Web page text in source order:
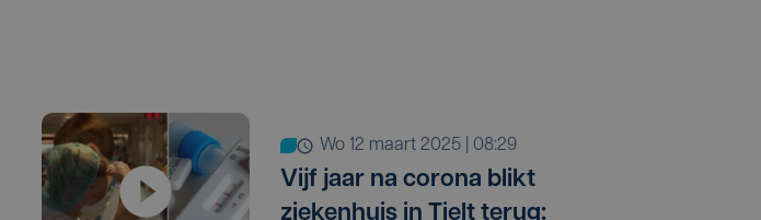
wo 12 maart 2025 | 08:29
Vijf jaar na corona blikt
ziekenhuis in Tielt terug: